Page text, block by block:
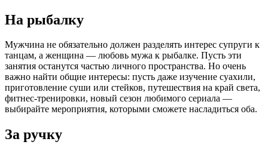
На рыбалку
Мужчина не обязательно должен разделять интерес супруги к
танцам, а женщина — любовь мужа к рыбалке. Пусть эти
занятия останутся частью личного пространства. Но очень
важно найти общие интересы: пусть даже изучение суахили,
приготовление суши или стейков, путешествия на край света,
фитнес-тренировки, новый сезон любимого сериала —
выбирайте мероприятия, которыми сможете насладиться оба.
За ручку